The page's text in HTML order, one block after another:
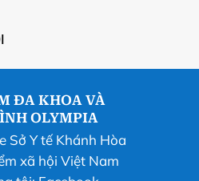
ĐA KHOA VÀ
OLYMPIA
Sở Y tế Khánh Hòa
xã hội Việt Nam